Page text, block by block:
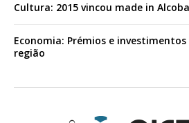
Cultura: 2015 vincou made in
Economia: Prémios e
região